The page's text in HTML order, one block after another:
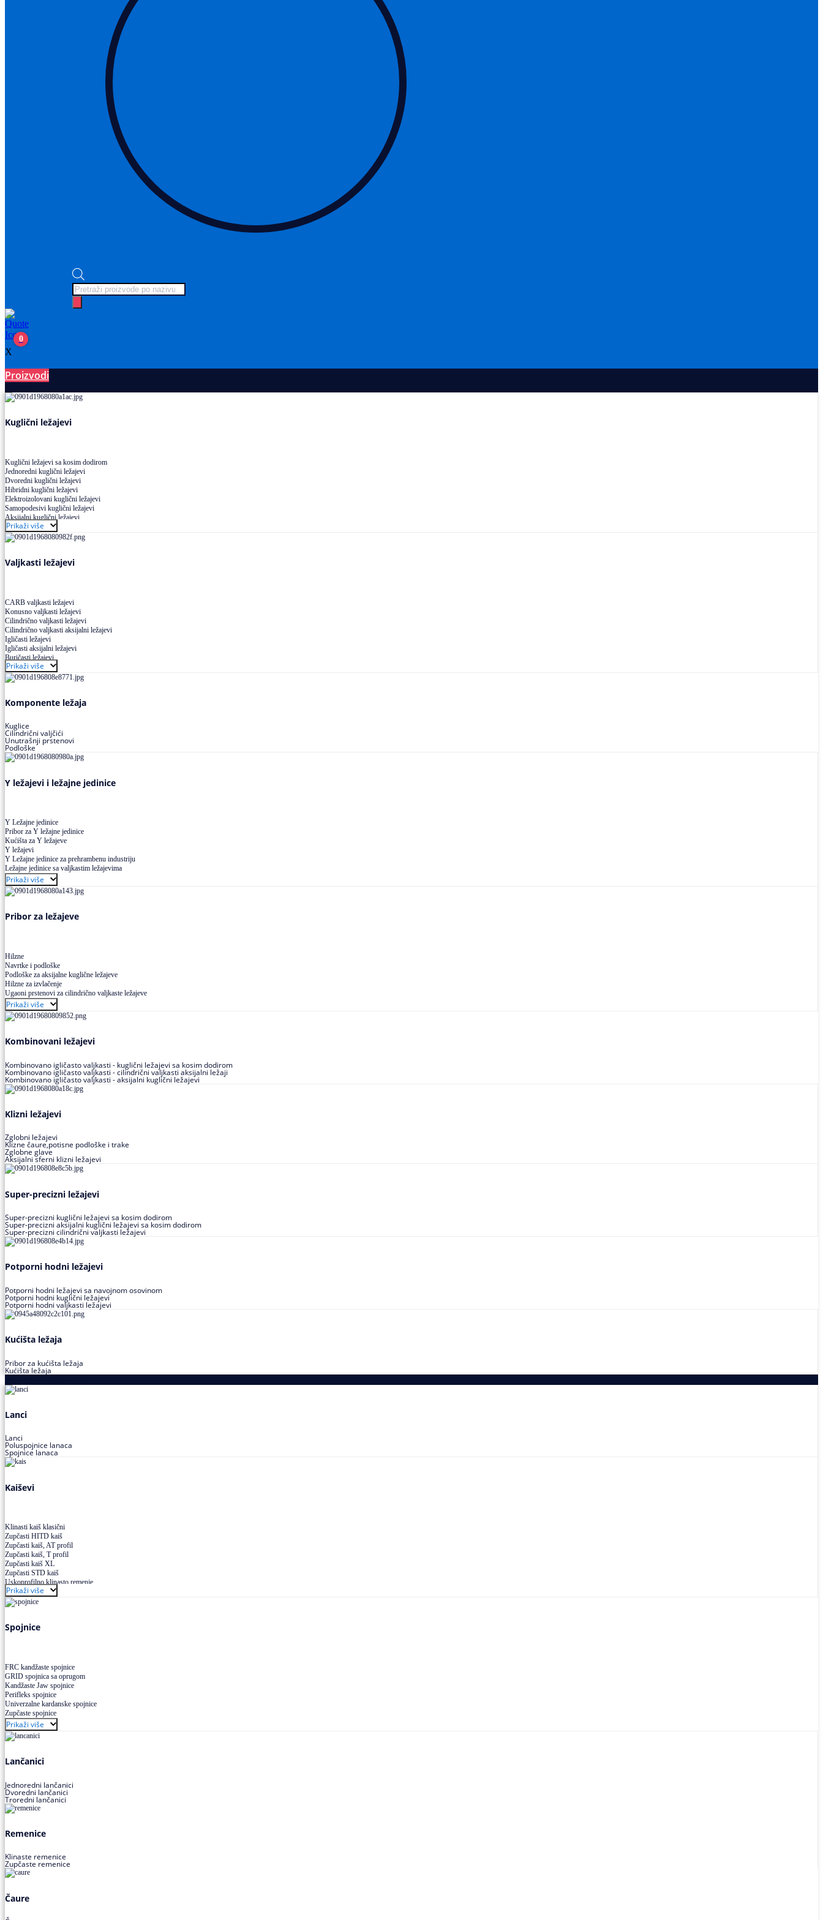
Products
search
0
X
Proizvodi
Kuglični ležajevi
Kuglični ležajevi sa kosim dodirom
Jednoredni kuglični ležajevi
Dvoredni kuglični ležajevi
Hibridni kuglični ležajevi
Elektroizolovani kuglični ležajevi
Samopodesivi kuglični ležajevi
Aksijalni kuglični ležajevi
Kuglični ležajevi od nerđajućeg čelika
Prikaži više
Valjkasti ležajevi
CARB valjkasti ležajevi
Konusno valjkasti ležajevi
Cilindrično valjkasti ležajevi
Cilindrično valjkasti aksijalni ležajevi
Igličasti ležajevi
Igličasti aksijalni ležajevi
Buričasti ležajevi
Buričasti zaptiveni ležajevi
Buričasti aksijalni ležajevi
Prikaži više
Komponente ležaja
Kuglice
Cilindrični valjčići
Unutrašnji prstenovi
Podloške
Y ležajevi i ležajne jedinice
Y Ležajne jedinice
Pribor za Y ležajne jedinice
Kućišta za Y ležajeve
Y ležajevi
Y Ležajne jedinice za prehrambenu industriju
Ležajne jedinice sa valjkastim ležajevima
Prikaži više
Pribor za ležajeve
Hilzne
Navrtke i podloške
Podloške za aksijalne kuglične ležajeve
Hilzne za izvlačenje
Ugaoni prstenovi za cilindrično valjkaste ležajeve
Prikaži više
Kombinovani ležajevi
Kombinovano igličasto valjkasti - kuglični ležajevi sa kosim dodirom
Kombinovano igličasto valjkasti - cilindrični valjkasti aksijalni ležaji
Kombinovano igličasto valjkasti - aksijalni kuglični ležajevi
Klizni ležajevi
Zglobni ležajevi
Klizne čaure,potisne podloške i trake
Zglobne glave
Aksijalni sferni klizni ležajevi
Super-precizni ležajevi
Super-precizni kuglični ležajevi sa kosim dodirom
Super-precizni aksijalni kuglični ležajevi sa kosim dodirom
Super-precizni cilindrični valjkasti ležajevi
Potporni hodni ležajevi
Potporni hodni ležajevi sa navojnom osovinom
Potporni hodni kuglični ležajevi
Potporni hodni valjkasti ležajevi
Kućišta ležaja
Pribor za kućišta ležaja
Kućišta ležaja
Lanci
Lanci
Poluspojnice lanaca
Spojnice lanaca
Kaiševi
Klinasti kaiš klasični
Zupčasti HITD kaiš
Zupčasti kaiš, AT profil
Zupčasti kaiš, T profil
Zupčasti kaiš XL
Zupčasti STD kaiš
Uskoprofilno klinasto remenje
Uskoprofilno klinasto remenje spojeno
Uskoprofilno klinasto remenje XP extra power
Višekanalno remenje PJ,PK
Prikaži više
Spojnice
FRC kandžaste spojnice
GRID spojnica sa oprugom
Kandžaste Jaw spojnice
Perifleks spojnice
Univerzalne kardanske spojnice
Zupčaste spojnice
Prikaži više
Lančanici
Jednoredni lančanici
Dvoredni lančanici
Troredni lančanici
Remenice
Klinaste remenice
Zupčaste remenice
Čaure